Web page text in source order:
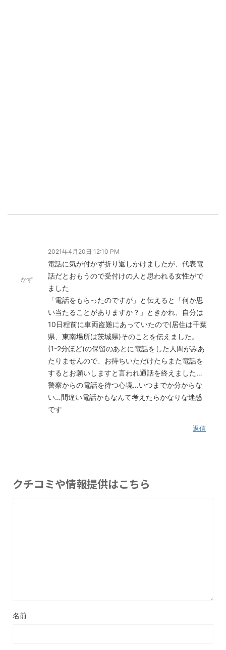
かず
2021年4月20日 12:10 PM
電話に気が付かず折り返しかけましたが、代表電
話だとおもうので受付けの人と思われる女性がで
ました
「電話をもらったのですが」と伝えると「何か思
い当たることがありますか？」ときかれ、自分は
10日程前に車両盗難にあっていたので(居住は千葉
県、東南場所は茨城県)そのことを伝えました。
(1-2分ほど)の保留のあとに電話をした人間がみあ
たりませんので、お待ちいただけたらまた電話を
するとお願いしますと言われ通話を終えました…
警察からの電話を待つ心境…いつまでか分からな
い…間違い電話かもなんて考えたらかなりな迷惑
です
返信
クチコミや情報提供はこちら
名前